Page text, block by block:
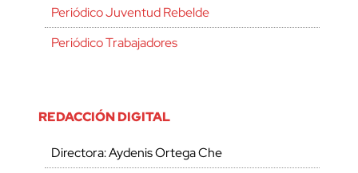
Periódico Juventud Rebelde
Periódico Trabajadores
REDACCIÓN DIGITAL
Directora: Aydenis Ortega Che